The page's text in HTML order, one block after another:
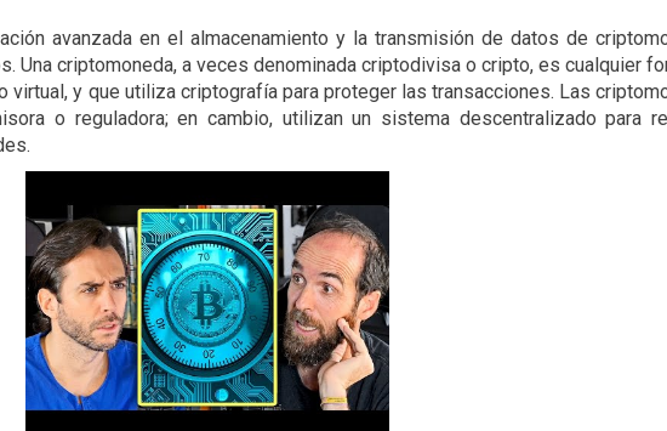
avanzada en el almacenamiento y la transmisión de datos de
Una criptomoneda, a veces denominada criptodivisa o cripto, es cualquier
virtual, y que utiliza criptografía para proteger las transacciones. Las
o reguladora; en cambio, utilizan un sistema descentralizado para